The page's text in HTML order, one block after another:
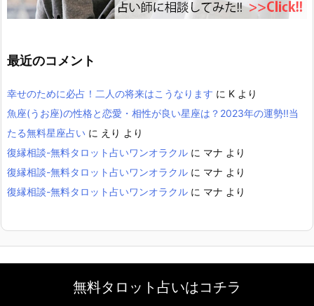
最近のコメント
幸せのために必占！二人の将来はこうなります に K より
魚座(うお座)の性格と恋愛・相性が良い星座は？2023年の運勢!!当
たる無料星座占い に えり より
復縁相談-無料タロット占いワンオラクル に マナ より
復縁相談-無料タロット占いワンオラクル に マナ より
復縁相談-無料タロット占いワンオラクル に マナ より
無料タロット占いはコチラ